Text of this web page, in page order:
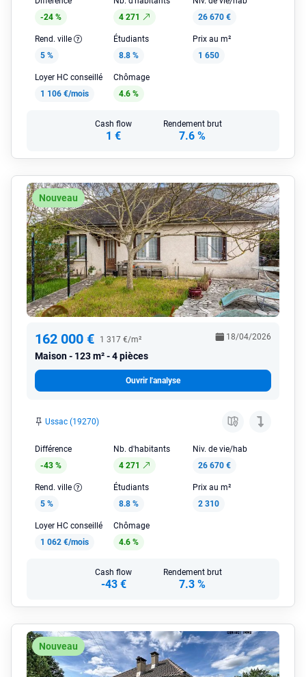
-24 %
4 271
26 670 €
Rend. ville
5 %
Étudiants
8.8 %
Prix au m²
1 650
Loyer HC conseillé
1 106 €/mois
Chômage
4.6 %
Cash flow
1 €
Rendement brut
7.6 %
Nouveau
162 000 € 1 317 €/m²
Maison 123 m² - 4 pièces
18/04/2026
Ouvrir l'analyse
Ussac (19270)
Différence
-43 %
Nb. d'habitants
4 271
Niv. de vie/hab
26 670 €
Rend. ville
5 %
Étudiants
8.8 %
Prix au m²
2 310
Loyer HC conseillé
1 062 €/mois
Chômage
4.6 %
Cash flow
-43 €
Rendement brut
7.3 %
Nouveau